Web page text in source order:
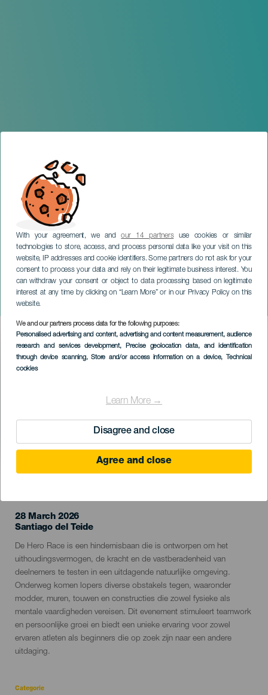
With your agreement, we andour 14 partnersuse cookies or similar
technologies to store, access, and process personal data like your visit on this
website, IP addresses and cookie identifiers. Some partners do not ask for your
consent to process your data and rely on their legitimate business interest. You
can withdraw your consent or object to data processing based on legitimate
interest at any time by clicking on “Learn More” or in our Privacy Policy on this
website.
We and our partners process data for the following purposes:
Personalised advertising and content, advertising and content measurement, audience
research and services development, Precise geolocation data, and identification
through device scanning, Store and/or access information on a device, Technical
cookies
Learn More →
Disagree and close
Agree and close
Hero Hybrid Race
TENERIFE
Imagen
Listado
28 March 2026
Localidad
Santiago del Teide
Descripción
del
evento
De Hero Race is een hindernisbaan die is ontworpen om het
uithoudingsvermogen, de kracht en de vastberadenheid van
deelnemers te testen in een uitdagende natuurlijke omgeving.
Onderweg komen lopers diverse obstakels tegen, waaronder
modder, muren, touwen en constructies die zowel fysieke als
mentale vaardigheden vereisen. Dit evenement stimuleert teamwork
en persoonlijke groei en biedt een unieke ervaring voor zowel
ervaren atleten als beginners die op zoek zijn naar een andere
uitdaging.
Categorie